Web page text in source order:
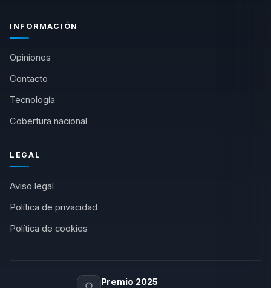
INFORMACIÓN
Opiniones
Contacto
Tecnología
Cobertura nacional
LEGAL
Aviso legal
Política de privacidad
Política de cookies
Premio 2025